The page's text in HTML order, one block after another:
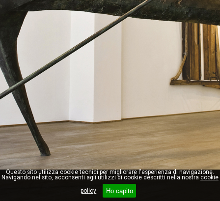
Questo sito utilizza cookie tecnici per migliorare l'esperienza di navigazione.
Navigando nel sito, acconsenti agli utilizzi di cookie descritti nella nostra cookie
policy
Ho capito